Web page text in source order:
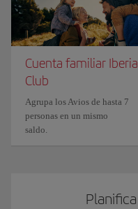
Cuenta familiar Iberia
Club
Agrupa los Avios de hasta 7
personas en un mismo
saldo.